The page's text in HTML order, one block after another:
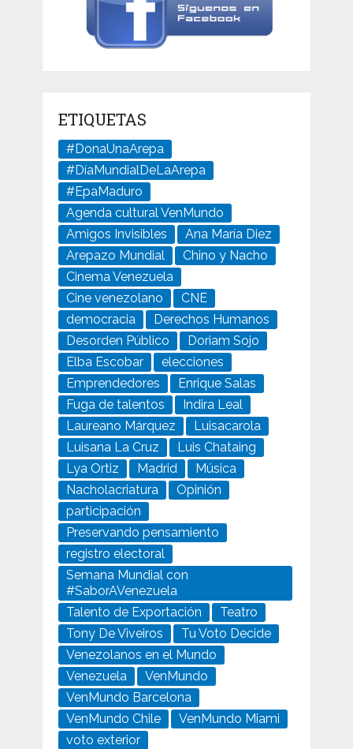
ETIQUETAS
#DonaUnaArepa
#DíaMundialDeLaArepa
#EpaMaduro
Agenda cultural VenMundo
Amigos Invisibles
Ana María Diez
Arepazo Mundial
Chino y Nacho
Cinema Venezuela
Cine venezolano
CNE
democracia
Derechos Humanos
Desorden Público
Doriam Sojo
Elba Escobar
elecciones
Emprendedores
Enrique Salas
Fuga de talentos
Indira Leal
Laureano Márquez
Luisacarola
Luisana La Cruz
Luis Chataing
Lya Ortiz
Madrid
Música
Nacholacriatura
Opinión
participación
Preservando pensamiento
registro electoral
Semana Mundial con
#SaborAVenezuela
Talento de Exportación
Teatro
Tony De Viveiros
Tu Voto Decide
Venezolanos en el Mundo
Venezuela
VenMundo
VenMundo Barcelona
VenMundo Chile
VenMundo Miami
voto exterior